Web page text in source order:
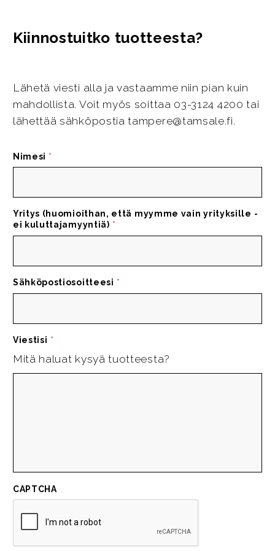
Kiinnostuitko tuotteesta?
Lähetä viesti alla ja vastaamme niin pian kuin
mahdollista. Voit myös soittaa 03-3124 4200 tai
lähettää sähköpostia tampere@tamsale.fi.
Nimesi *
Yritys (huomioithan, että myymme vain yrityksille -
ei kuluttajamyyntiä) *
Sähköpostiosoitteesi *
Viestisi *
Mitä haluat kysyä tuotteesta?
CAPTCHA